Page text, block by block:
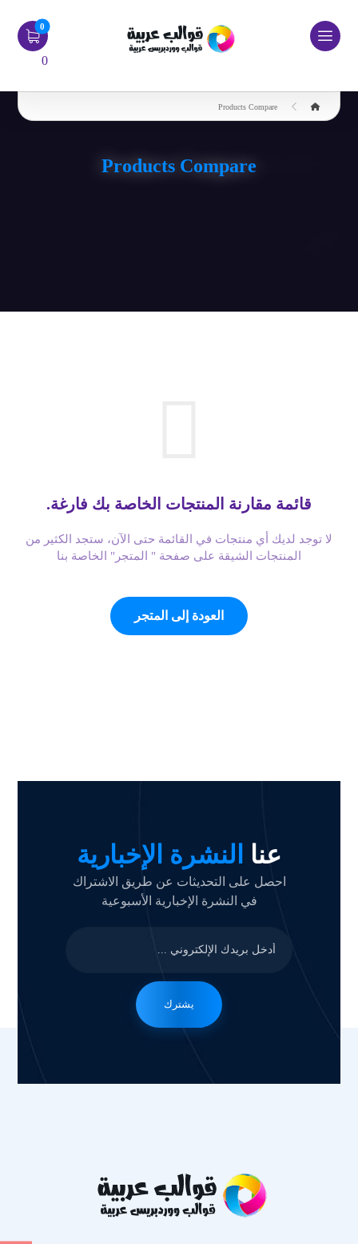
0
Products Compare
Products Compare
قائمة مقارنة المنتجات الخاصة بك فارغة.
لا توجد لديك أي منتجات في القائمة حتى الآن، ستجد الكثير من
المنتجات الشيقة على صفحة " المتجر" الخاصة بنا
العودة إلى المتجر
عنا النشرة الإخبارية
احصل على التحديثات عن طريق الاشتراك
في النشرة الإخبارية الأسبوعية
يشترك